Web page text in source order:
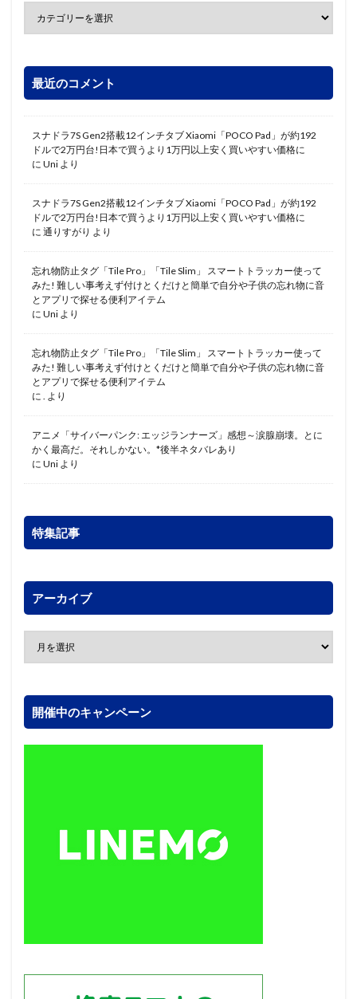
最近のコメント
スナドラ7S Gen2搭載12インチタブ Xiaomi「POCO Pad」が約192
ドルで2万円台!日本で買うより1万円以上安く買いやすい価格に
に Uni より
スナドラ7S Gen2搭載12インチタブ Xiaomi「POCO Pad」が約192
ドルで2万円台!日本で買うより1万円以上安く買いやすい価格に
に 通りすがり より
忘れ物防止タグ「Tile Pro」「Tile Slim」 スマートトラッカー使って
みた! 難しい事考えず付けとくだけと簡単で自分や子供の忘れ物に音
とアプリで探せる便利アイテム
に Uni より
忘れ物防止タグ「Tile Pro」「Tile Slim」 スマートトラッカー使って
みた! 難しい事考えず付けとくだけと簡単で自分や子供の忘れ物に音
とアプリで探せる便利アイテム
に
より
アニメ「サイバーパンク: エッジランナーズ」感想～涙腺崩壊。とに
かく最高だ。それしかない。*後半ネタバレあり
に Uni より
特集記事
アーカイブ
開催中のキャンペーン